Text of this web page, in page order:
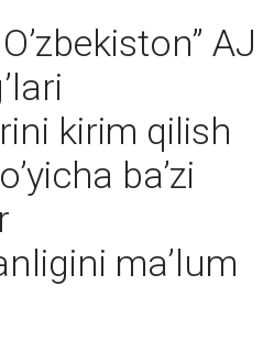
AJ
kirim qilish
ba’zi
ma’lum